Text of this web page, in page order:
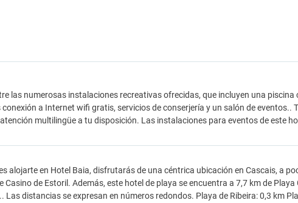
las numerosas instalaciones recreativas ofrecidas, que incluyen una
conexión a Internet wifi gratis, servicios de conserjería y un salón de eventos..
multilingüe a tu disposición. Las instalaciones para eventos de este
alojarte en Hotel Baia, disfrutarás de una céntrica ubicación en Cascais, a
Casino de Estoril. Además, este hotel de playa se encuentra a 7,7 km de
Las distancias se expresan en números redondos. Playa de Ribeira: 0,3 km